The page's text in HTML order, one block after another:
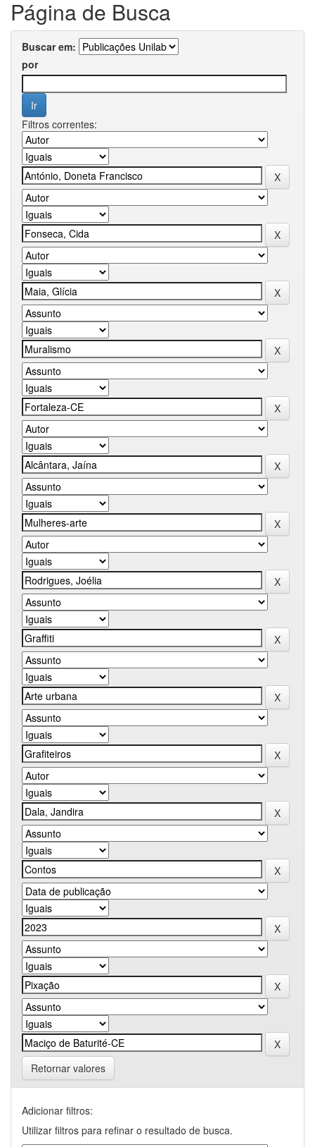
Página de Busca
Buscar em:
por
Filtros correntes:
Retornar valores
Adicionar filtros:
Utilizar filtros para refinar o resultado de busca.